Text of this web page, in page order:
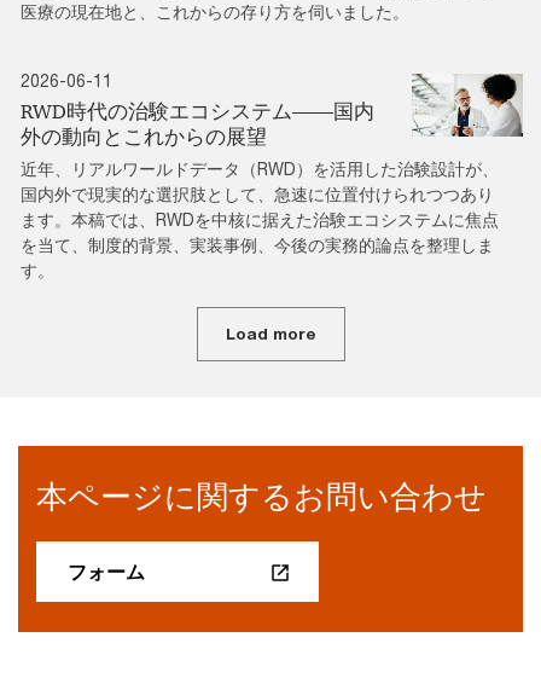
医療の現在地と、これからの存り方を伺いました。
2026-06-11
RWD時代の治験エコシステム――国内
外の動向とこれからの展望
近年、リアルワールドデータ（RWD）を活用した治験設計が、
国内外で現実的な選択肢として、急速に位置付けられつつあり
ます。本稿では、RWDを中核に据えた治験エコシステムに焦点
を当て、制度的背景、実装事例、今後の実務的論点を整理しま
す。
Load more
本ページに関するお問い合わせ
フォーム